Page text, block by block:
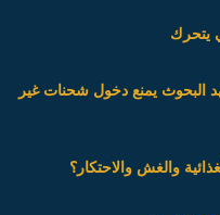
يتحرك
البحوث يمنع دخول شحنات غير
والغش والاحتكار؟